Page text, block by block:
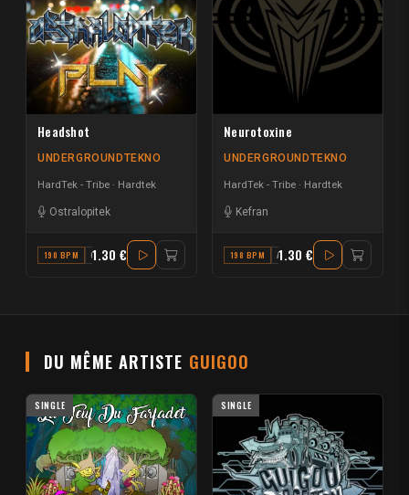
Headshot
UNDERGROUNDTEKNO
HardTek - Tribe Hardtek
Ostralopitek
190 BPM C1.30 €
Neurotoxine
UNDERGROUNDTEKNO
HardTek - Tribe Hardtek
Kefran
198 BPM A1.30 €
DU MÊME ARTISTE GUIGOO
SINGLE SINGLE